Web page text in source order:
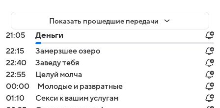
Показать прошедшие передачи
21:05
Деньги
22:15
Замерзшее озеро
22:40
Заведу тебя
22:55
Целуй молча
00:00
Молодые и развратные
01:10
Секси к вашим услугам